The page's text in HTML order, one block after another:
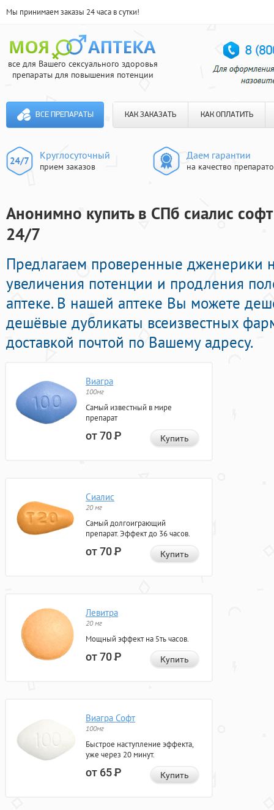
Мы принимаем заказы 24 часа в сутки!
все для Вашего сексуального здоровья
препараты для повышения потенции
ВСЕ ПРЕПАРАТЫ КАК ЗАКАЗАТЬ КАК ОПЛАТИТЬ
Круглосуточный
прием заказов
Даем гарантии
на качество
Анонимно купить в СПб сиалис
24/7
Предлагаем проверенные дженерики
увеличения потенции и продления
аптеке. В нашей аптеке Вы можете
дешёвые дубликаты всеизвестных
доставкой почтой по Вашему адресу.
Виагра
100мг
Самый известный в мире
препарат
от 70Р Купить
Сиалис
20 мг
Самый долгоиграющий
препарат. Эффект до 36 часов.
от 70Р Купить
Левитра
20 мг
Мощный эффект на 5ть часов.
от 70Р Купить
Виагра Софт
100мг
Быстрое наступление эффекта,
уже через 20 минут.
от 65Р Купить